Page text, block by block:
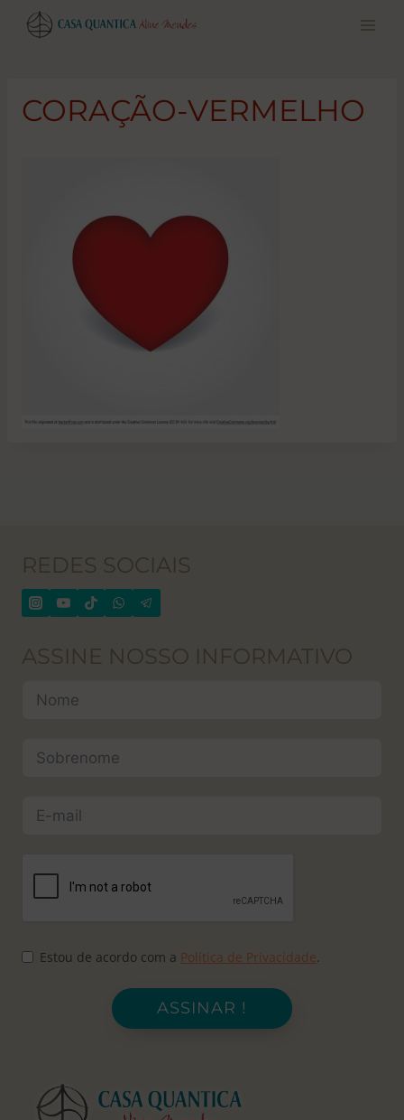
Pular
para
CORAÇÃO-VERMELHO
REDES SOCIAIS
ASSINE NOSSO INFORMATIVO
Estou de acordo com a Política de Privacidade.
ASSINAR !